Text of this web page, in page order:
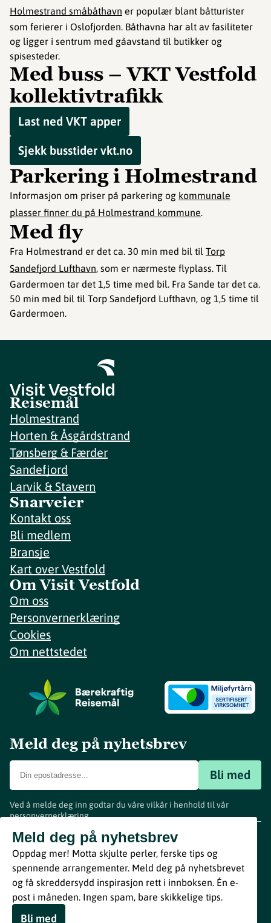
Holmestrand småbåthavn er populær blant båtturister
som ferierer i Oslofjorden. Båthavna har alt av fasiliteter
og ligger i sentrum med gåavstand til butikker og
spisesteder.
Med buss – VKT Vestfold
kollektivtrafikk
Last ned VKT apper
Sjekk busstider vkt.no
Parkering i Holmestrand
Informasjon om priser på parkering og kommunale
plasser finner du på Holmestrand kommune.
Med fly
Fra Holmestrand er det ca. 30 min med bil til Torp
Sandefjord Lufthavn, som er nærmeste flyplass. Til
Gardermoen tar det 1,5 time med bil. Fra Sande tar det ca.
50 min med bil til Torp Sandefjord Lufthavn, og 1,5 time til
Gardermoen.
Reisemål
Holmestrand
Horten & Åsgårdstrand
Tønsberg & Færder
Sandefjord
Larvik & Stavern
Snarveier
Kontakt oss
Bli medlem
Bransje
Kart over Vestfold
Om Visit Vestfold
Om oss
Personvernerklæring
Cookies
Om nettstedet
Meld deg på nyhetsbrev
Bli med
Ved å melde deg inn godtar du våre vilkår i henhold til vår
personvernerklæring.
Meld deg på nyhetsbrev
Oppdag mer! Motta skjulte perler, ferske tips og
spennende arrangementer. Meld deg på nyhetsbrevet
og få skreddersydd inspirasjon rett i innboksen. Én e-
post i måneden. Ingen spam, bare skikkelige tips.
Bli med
www.visitvestfold.com
Turistinformasjon
Vestfold Fylkeskommune
ByBreakfast